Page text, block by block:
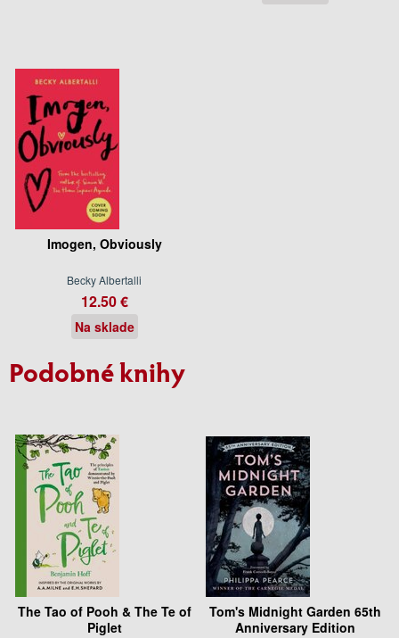
Imogen, Obviously
Becky Albertalli
12.50 €
Na sklade
Podobné knihy
The Tao of Pooh & The Te of
Piglet
Tom's Midnight Garden 65th
Anniversary Edition